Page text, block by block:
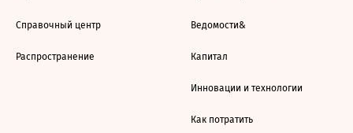
Справочный центр
Распространение
Ведомости&
Капитал
Инновации и технологии
Как потратить